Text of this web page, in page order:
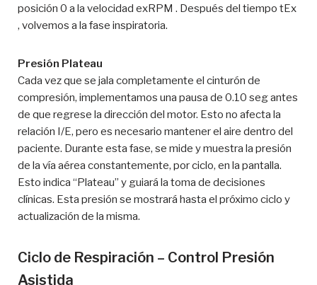
posición 0 a la velocidad exRPM . Después del tiempo tEx
, volvemos a la fase inspiratoria.
Presión Plateau
Cada vez que se jala completamente el cinturón de
compresión, implementamos una pausa de 0.10 seg antes
de que regrese la dirección del motor. Esto no afecta la
relación I/E, pero es necesario mantener el aire dentro del
paciente. Durante esta fase, se mide y muestra la presión
de la vía aérea constantemente, por ciclo, en la pantalla.
Esto indica “Plateau” y guiará la toma de decisiones
clínicas. Esta presión se mostrará hasta el próximo ciclo y
actualización de la misma.
Ciclo de Respiración – Control Presión
Asistida